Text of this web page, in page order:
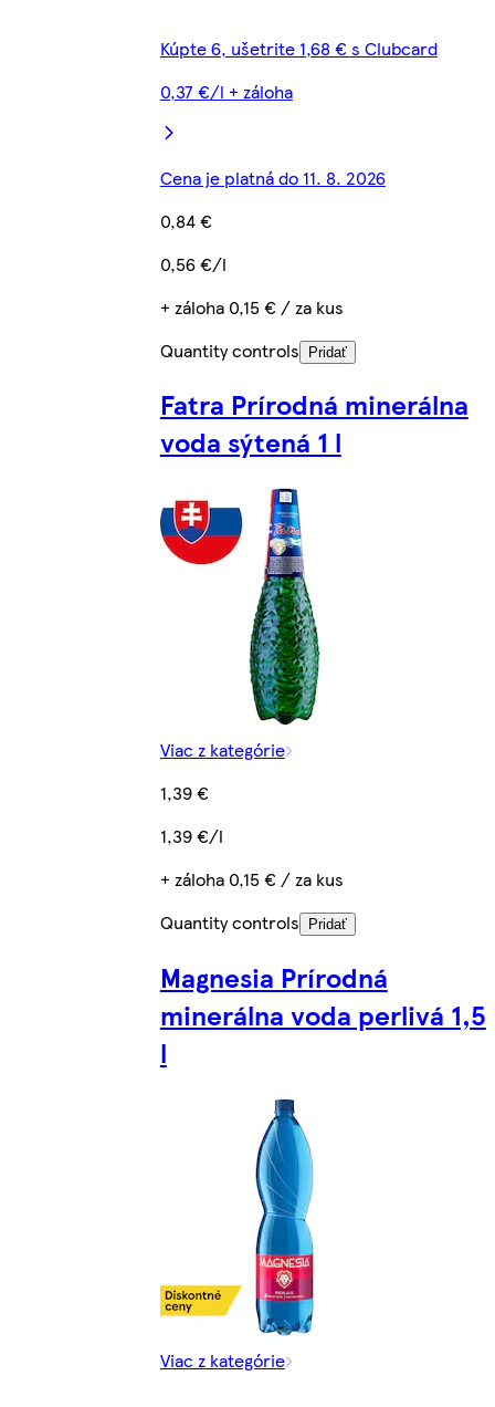
Kúpte 6, ušetrite 1,68 € s Clubcard
0,37 €/l + záloha
Cena je platná do 11. 8. 2026
0,84 €
0,56 €/l
+ záloha 0,15 € / za kus
Quantity controls
Pridať
Fatra Prírodná minerálna
voda sýtená 1 l
Viac z kategórie
1,39 €
1,39 €/l
+ záloha 0,15 € / za kus
Quantity controls
Pridať
Magnesia Prírodná
minerálna voda perlivá 1,5
l
Viac z kategórie